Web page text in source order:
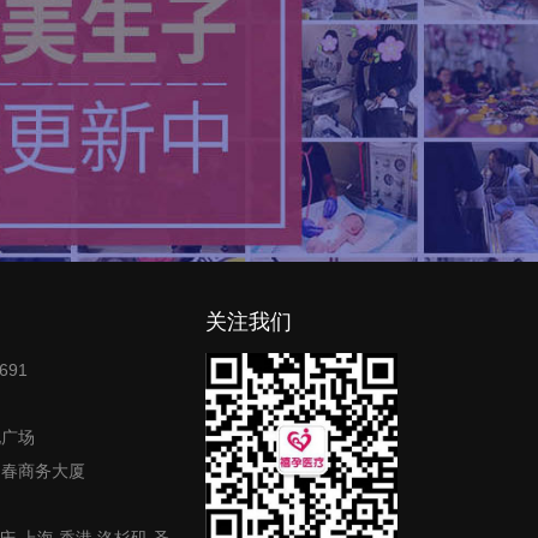
场
商务大厦
关注我们